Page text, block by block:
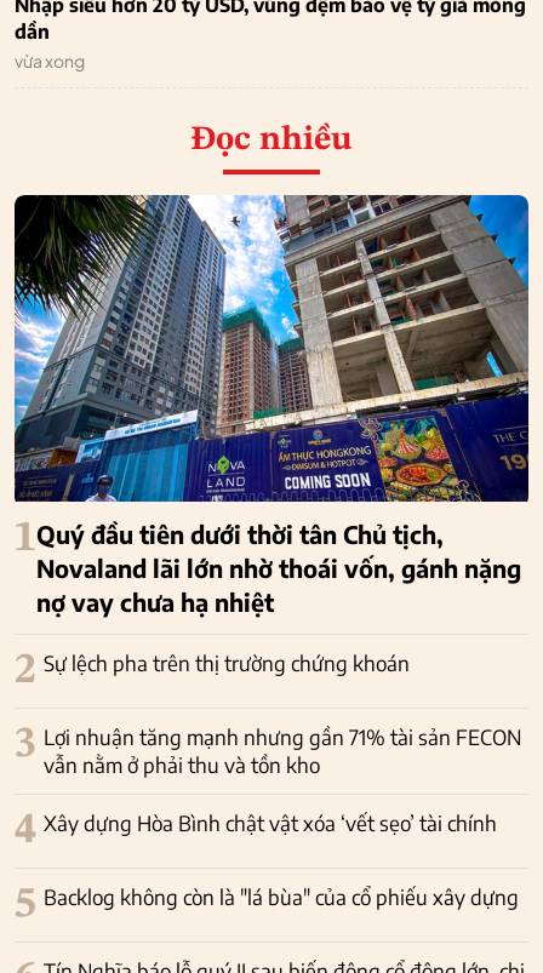
Nhập siêu hơn 20 tỷ USD, vùng đệm bảo vệ tỷ giá mỏng
dần
vừa xong
Đọc nhiều
1Quý đầu tiên dưới thời tân Chủ tịch,
Novaland lãi lớn nhờ thoái vốn, gánh nặng
nợ vay chưa hạ nhiệt
2 Sự lệch pha trên thị trường chứng khoán
3 Lợi nhuận tăng mạnh nhưng gần 71% tài sản FECON
vẫn nằm ở phải thu và tồn kho
4 Xây dựng Hòa Bình chật vật xóa ‘vết sẹo’ tài chính
5 Backlog không còn là "lá bùa" của cổ phiếu xây dựng